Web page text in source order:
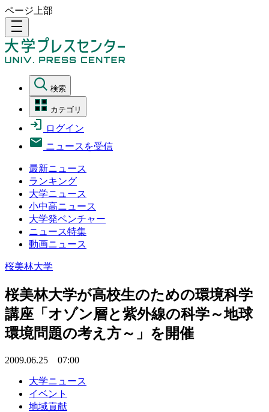
ページ上部
density_medium
検索
カテゴリ
ログイン
ニュースを受信
最新ニュース
ランキング
大学ニュース
小中高ニュース
大学発ベンチャー
ニュース特集
動画ニュース
桜美林大学
桜美林大学が高校生のための環境科学
講座「オゾン層と紫外線の科学～地球
環境問題の考え方～」を開催
2009.06.25 07:00
大学ニュース
イベント
地域貢献